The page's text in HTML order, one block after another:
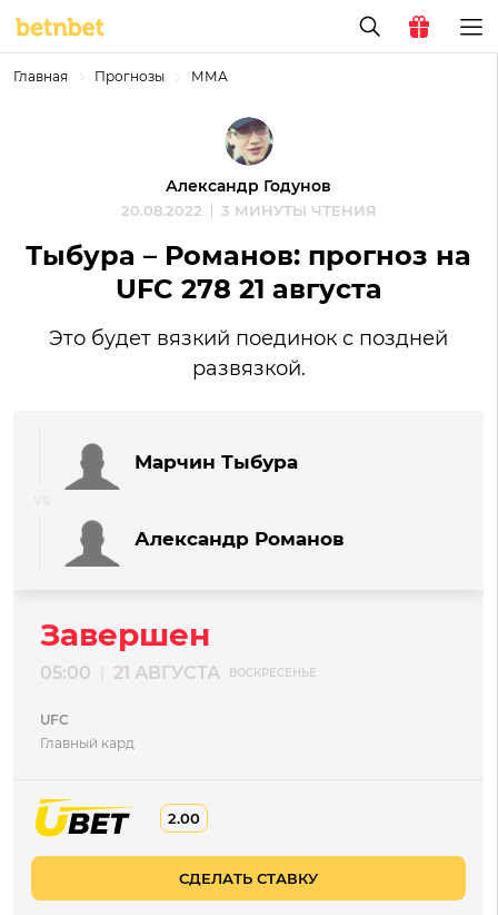
Главная Прогнозы ММА
Александр Годунов
20.08.2022 3 МИНУТЫ ЧТЕНИЯ
Тыбура – Романов: прогноз на
UFC 278 21 августа
Это будет вязкий поединок с поздней
развязкой.
Марчин Тыбура
Александр Романов
Завершен
05:00 21 АВГУСТА ВОСКРЕСЕНЬЕ
UFC
Главный кард
2.00
СДЕЛАТЬ СТАВКУ